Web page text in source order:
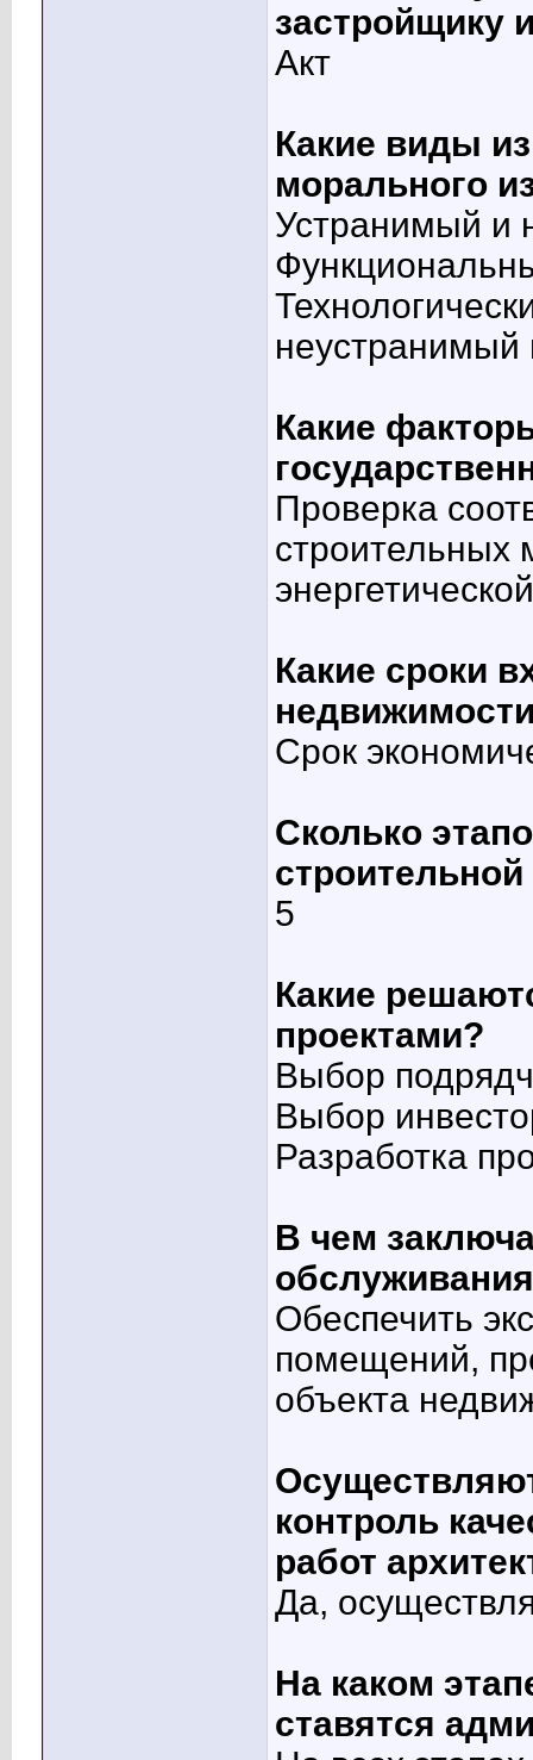
застройщику
Акт
Какие виды
морального
Устранимый и
неустранимый
Какие
Проверка
строительных
Какие сроки
Срок
Сколько
5
Какие
проектами?
Выбор
Выбор
Разработка
В чем
Обеспечить
помещений,
объекта
контроль
работ
Да,
На каком
ставятся